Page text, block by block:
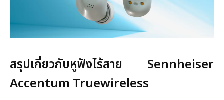
สรุปเกี่ยวกับหูฟังไร้สาย Sennheiser
Accentum Truewireless